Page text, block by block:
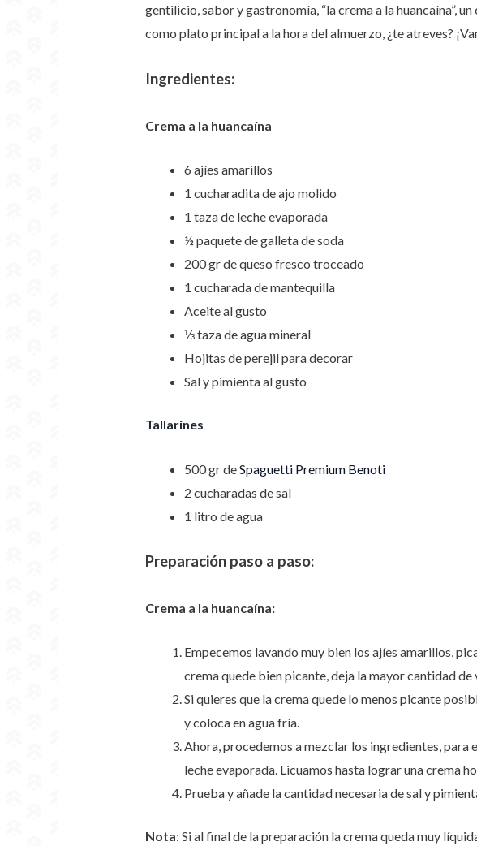
gentilicio, sabor y gastronomía, “la crema a la huancaína”,
como plato principal a la hora del almuerzo, ¿te atreves?
Ingredientes:
Crema a la huancaína
6 ajíes amarillos
1 cucharadita de ajo molido
1 taza de leche evaporada
½ paquete de galleta de soda
200 gr de queso fresco troceado
1 cucharada de mantequilla
Aceite al gusto
⅓ taza de agua mineral
Hojitas de perejil para decorar
Sal y pimienta al gusto
Tallarines
500 gr deSpaguetti Premium Benoti
2 cucharadas de sal
1 litro de agua
Preparación paso a paso:
Crema a la huancaína:
Empecemos lavando muy bien los ajíes amarillos,
crema quede bien picante, deja la mayor cantidad
Si quieres que la crema quede lo menos picante
y coloca en agua fría.
Ahora, procedemos a mezclar los ingredientes, para
leche evaporada. Licuamos hasta lograr una crema
Prueba y añade la cantidad necesaria de sal y
Nota: Si al final de la preparación la crema queda muy